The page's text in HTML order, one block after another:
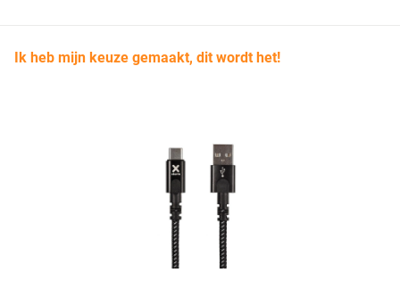
Ik heb mijn keuze gemaakt, dit wordt het!